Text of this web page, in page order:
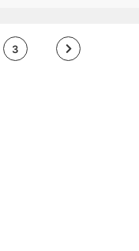
3